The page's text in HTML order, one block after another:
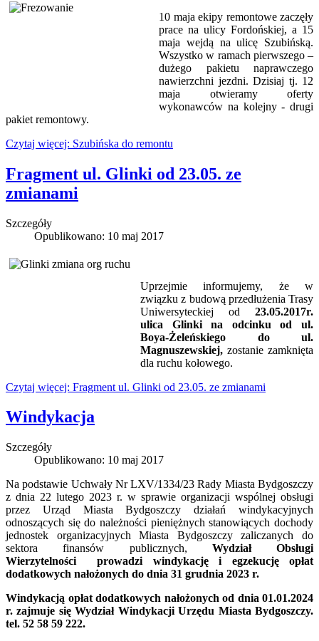
10 maja ekipy remontowe zaczęły
prace na ulicy Fordońskiej, a 15
maja wejdą na ulicę Szubińską.
Wszystko w ramach pierwszego –
dużego pakietu naprawczego
nawierzchni jezdni. Dzisiaj tj. 12
maja otwieramy oferty
wykonawców na kolejny - drugi
pakiet remontowy.
Czytaj więcej: Szubińska do remontu
Fragment ul. Glinki od 23.05. ze
zmianami
Szczegóły
Opublikowano: 10 maj 2017
Uprzejmie informujemy, że w
związku z budową przedłużenia Trasy
Uniwersyteckiej od 23.05.2017r.
ulica Glinki na odcinku od ul.
Boya-Żeleńskiego do ul.
Magnuszewskiej, zostanie zamknięta
dla ruchu kołowego.
Czytaj więcej: Fragment ul. Glinki od 23.05. ze zmianami
Windykacja
Szczegóły
Opublikowano: 10 maj 2017
Na podstawie Uchwały Nr LXV/1334/23 Rady Miasta Bydgoszczy
z dnia 22 lutego 2023 r. w sprawie organizacji wspólnej obsługi
przez Urząd Miasta Bydgoszczy działań windykacyjnych
odnoszących się do należności pieniężnych stanowiących dochody
jednostek organizacyjnych Miasta Bydgoszczy zaliczanych do
sektora finansów publicznych, Wydział Obsługi
Wierzytelności prowadzi windykację i egzekucję opłat
dodatkowych nałożonych do dnia 31 grudnia 2023 r.
Windykacją opłat dodatkowych nałożonych od dnia 01.01.2024
r. zajmuje się Wydział Windykacji Urzędu Miasta Bydgoszczy.
tel. 52 58 59 222.